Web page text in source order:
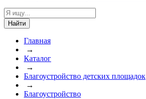
Найти
Главная
→
Каталог
→
Благоустройство детских площадок
→
Благоустройство